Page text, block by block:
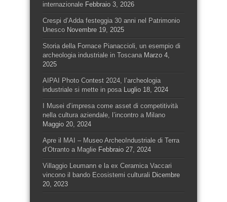
internazionale Febbraio 3, 2026
Crespi d’Adda festeggia 30 anni nel Patrimonio
Unesco Novembre 19, 2025
Storia della Fornace Pianaccioli, un esempio di
archeologia industriale in Toscana Marzo 4,
2025
AIPAI Photo Contest 2024, l’archeologia
industriale si mette in posa Luglio 18, 2024
I Musei d’impresa come asset di competitività
nella cultura aziendale, l’incontro a Milano
Maggio 20, 2024
Apre il MAI – Museo ArcheoIndustriale di Terra
d’Otranto a Maglie Febbraio 27, 2024
Villaggio Leumann e la ex Ceramica Vaccari
vincono il bando Ecosistemi culturali Dicembre
20, 2023